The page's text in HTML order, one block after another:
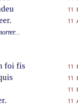
11
11
foi fis
11
11
11
11